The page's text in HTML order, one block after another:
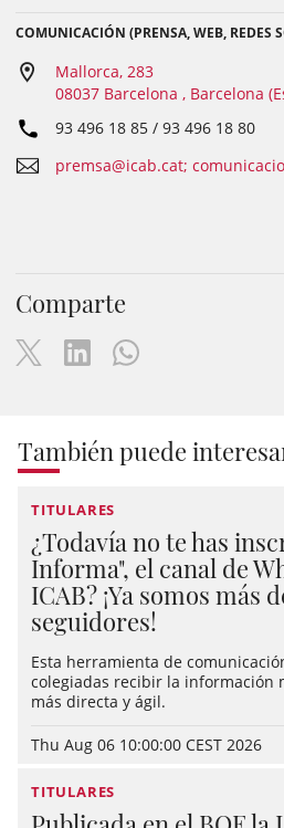
COMUNICACIÓN (PRENSA, WEB, REDES
Mallorca, 283
08037 Barcelona , Barcelona
93 496 18 85 / 93 496 18 80
premsa@icab.cat;
Comparte
También puede
TITULARES
¿Todavía no te has
Informa", el canal de
ICAB? ¡Ya somos más
seguidores!
Esta herramienta de
colegiadas recibir la información
más directa y ágil.
Thu Aug 06 10:00:00 CEST 2026
TITULARES